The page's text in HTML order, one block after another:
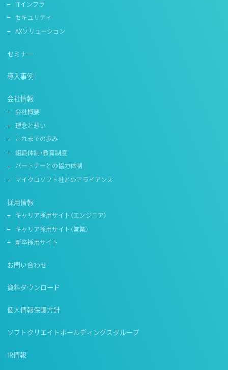
ITインフラ
セキュリティ
AXソリューション
セミナー
導入事例
会社情報
会社概要
理念と想い
これまでの歩み
組織体制・教育制度
パートナーとの協力体制
マイクロソフト社とのアライアンス
採用情報
キャリア採用サイト（エンジニア）
キャリア採用サイト（営業）
新卒採用サイト
お問い合わせ
資料ダウンロード
個人情報保護方針
ソフトクリエイトホールディングスグループ
IR情報